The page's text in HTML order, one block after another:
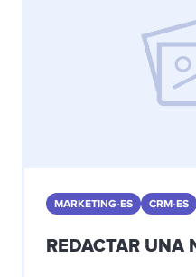
MARKETING-ES CRM-ES
REDACTAR UNA